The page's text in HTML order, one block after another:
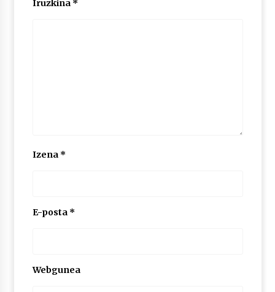
Iruzkina *
Izena *
E-posta *
Webgunea